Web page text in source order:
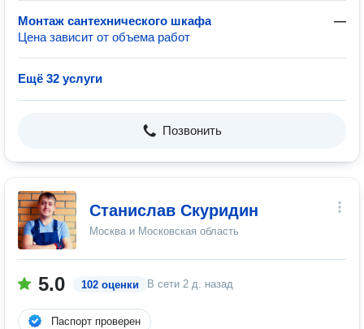
Монтаж сантехнического шкафа
—
Цена зависит от объема работ
Ещё 32 услуги
Позвонить
Станислав Скуридин
Москва и Московская область
5.0 102 оценки В сети 2 д. назад
Паспорт проверен